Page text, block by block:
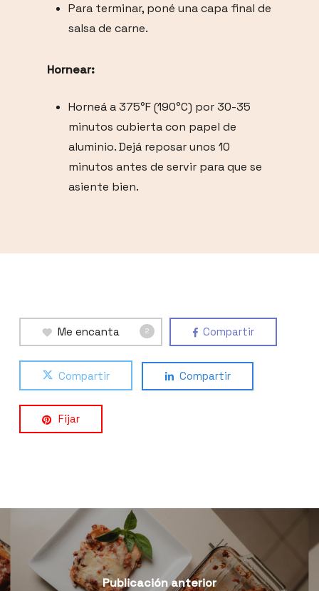
Para terminar, poné una capa final de
salsa de carne.
Hornear:
Horneá a 375°F (190°C) por 30-35
minutos cubierta con papel de
aluminio. Dejá reposar unos 10
minutos antes de servir para que se
asiente bien.
Me encanta 2 Compartir
Compartir Compartir
Fijar
Publicación anterior